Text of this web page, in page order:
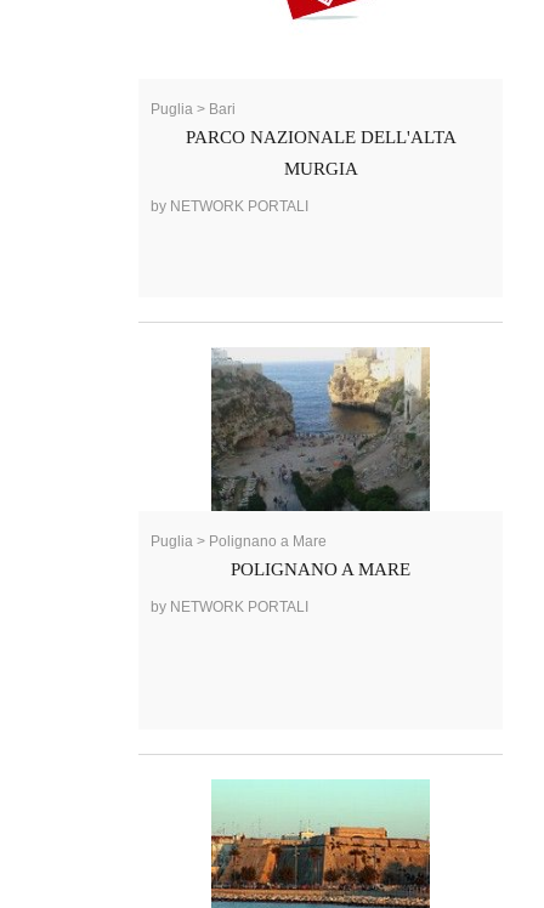
Puglia > Bari
PARCO NAZIONALE DELL'ALTA
MURGIA
by NETWORK PORTALI
Puglia > Polignano a Mare
POLIGNANO A MARE
by NETWORK PORTALI